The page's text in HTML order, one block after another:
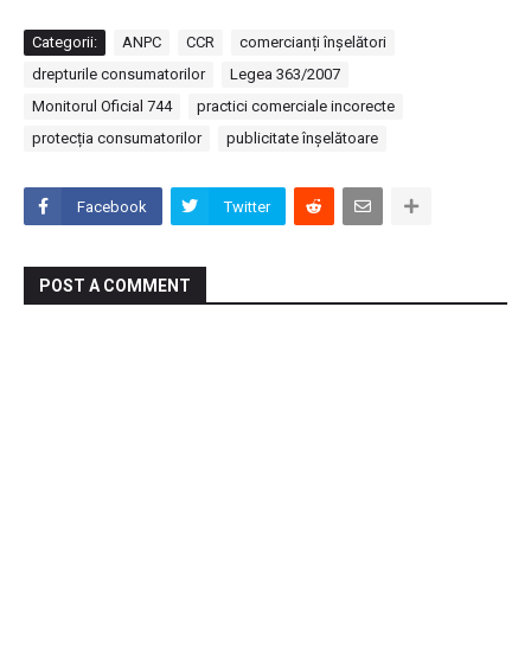
Categorii: ANPC CCR
comercianți înșelători
drepturile consumatorilor
Legea 363/2007
Monitorul Oficial 744
practici comerciale incorecte
protecția consumatorilor
publicitate înșelătoare
Facebook Twitter
POST A COMMENT